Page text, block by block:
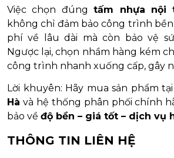
Việc chọn đúngtấm nhựa nội
không chỉ đảm bảo công trình
phí về lâu dài mà còn bảo vệ
Ngược lại, chọn nhầm hàng kém
công trình nhanh xuống cấp, gây
Lời khuyên: Hãy mua sản phẩm tại
Hà và hệ thống phân phối chính
bảo về độ bền – giá tốt – dịch vụ
THÔNG TIN LIÊN HỆ